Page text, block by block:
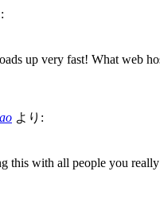
up very fast! What web
より:
this with all people you